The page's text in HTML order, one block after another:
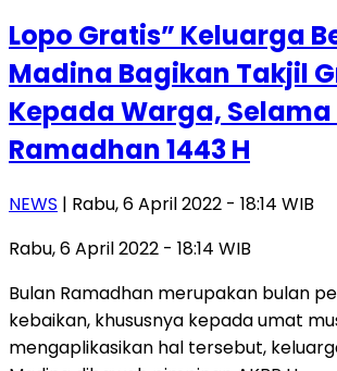
Lopo Gratis” Keluarga
Madina Bagikan Takjil
Kepada Warga, Selama
Ramadhan 1443 H
NEWS | Rabu, 6 April 2022 - 18:14 WIB
Rabu, 6 April 2022 - 18:14 WIB
Bulan Ramadhan merupakan bulan
kebaikan, khususnya kepada umat
mengaplikasikan hal tersebut,